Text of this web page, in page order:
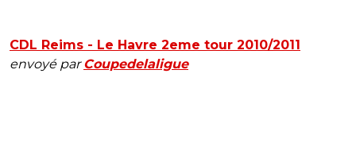
CDL Reims - Le Havre 2eme tour 2010/2011
envoyé parCoupedelaligue